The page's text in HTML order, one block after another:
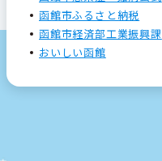
函館市ふるさと納税
函館市経済部工業振興課
おいしい函館